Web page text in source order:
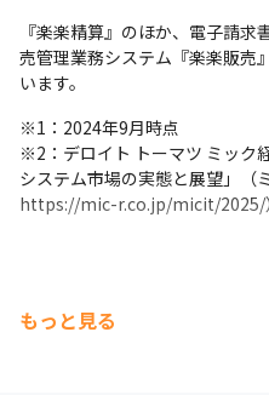
『楽楽精算』のほか、電子請
売管理業務システム『楽楽販売
います。
※1：2024年9月時点
※2：デロイト トーマツ ミック
システム市場の実態と展望」（
https://mic-r.co.jp/micit/2025/
もっと見る